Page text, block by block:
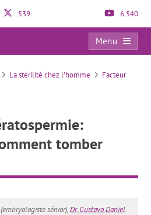
539 6.540
Menu
Oligoasthénotératospermie: traitement et comment tomber enceinte
La stérilité chez l'homme
Facteur
tomber
(embryologiste sénior),Dr. Gustavo Daniel